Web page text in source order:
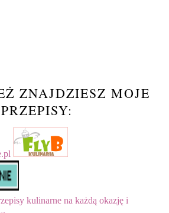
ZNAJDZIESZ MOJE
PRZEPISY: